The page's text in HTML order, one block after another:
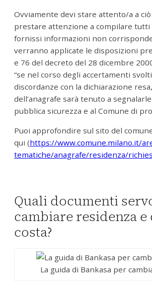
Ovviamente devi stare attento/a a
prestare attenzione a compilare tutti
fornissi informazioni non
verranno applicate le disposizioni
e 76 del decreto del 28 dicembre
“se nel corso degli accertamenti
discordanze con la dichiarazione
dell’anagrafe sarà tenuto a
pubblica sicurezza e al Comune di
Puoi approfondire sul sito del
qui (https://www.comune.milano.it/
tematiche/anagrafe/residenza/
Quali documenti
cambiare residenza e
costa?
La guida di Bankasa per